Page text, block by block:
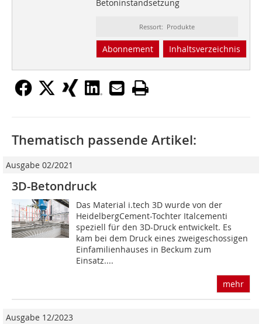
Betoninstandsetzung
Ressort: Produkte
Abonnement Inhaltsverzeichnis
Thematisch passende Artikel:
Ausgabe 02/2021
3D-Betondruck
Das Material i.tech 3D wurde von der
HeidelbergCement-Tochter Italcementi
speziell für den 3D-Druck entwickelt. Es
kam bei dem Druck eines zweigeschossigen
Einfamilienhauses in Beckum zum
Einsatz....
mehr
Ausgabe 12/2023